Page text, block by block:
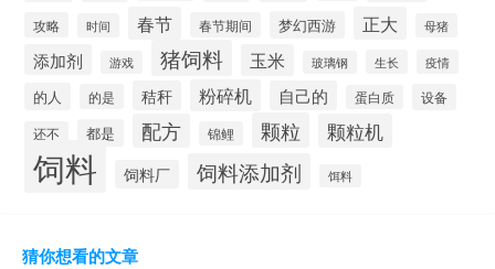
攻略 时间 春节 春节期间 梦幻西游 正大 母猪
添加剂 游戏 猪饲料 玉米 玻璃钢 生长 疫情
的人 的是 秸秆 粉碎机 自己的 蛋白质 设备
还不 都是 配方 锦鲤 颗粒 颗粒机
饲料 饲料厂 饲料添加剂 饵料
猜你想看的文章